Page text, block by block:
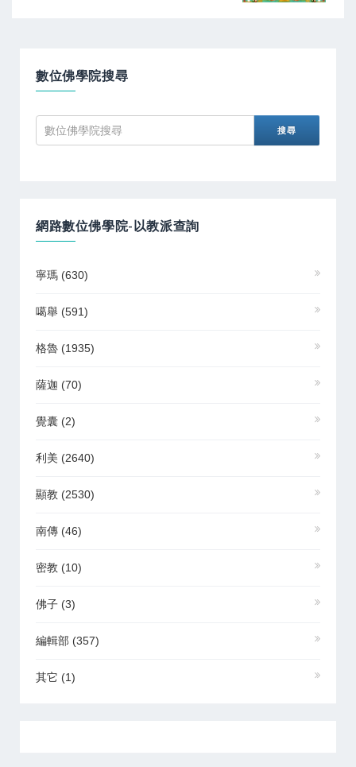
數位佛學院搜尋
網路數位佛學院-以教派查詢
寧瑪 (630)
噶舉 (591)
格魯 (1935)
薩迦 (70)
覺囊 (2)
利美 (2640)
顯教 (2530)
南傳 (46)
密教 (10)
佛子 (3)
編輯部 (357)
其它 (1)